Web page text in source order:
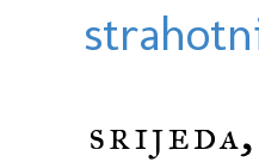
srijeda,